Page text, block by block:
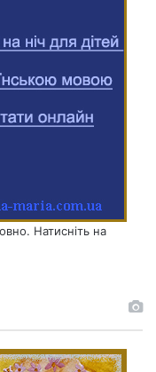
Натисніть на